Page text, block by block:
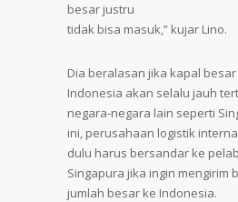
besar justru
tidak bisa masuk,” kujar Lino.
Dia beralasan jika kapal
Indonesia akan selalu jauh
negara-negara lain seperti
ini, perusahaan logistik
dulu harus bersandar ke
Singapura jika ingin mengirim
jumlah besar ke Indonesia.